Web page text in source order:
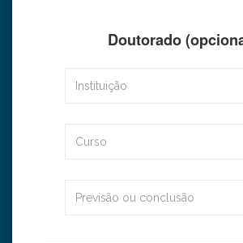
Doutorado